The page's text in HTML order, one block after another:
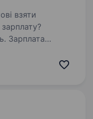
взяти
Зарплата
швидке